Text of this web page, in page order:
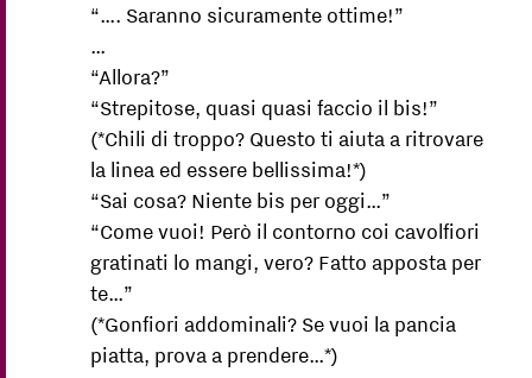
“…. Saranno sicuramente ottime!”
…
“Allora?”
“Strepitose, quasi quasi faccio il bis!”
(*Chili di troppo? Questo ti aiuta a ritrovare
la linea ed essere bellissima!*)
“Sai cosa? Niente bis per oggi…”
“Come vuoi! Però il contorno coi cavolfiori
gratinati lo mangi, vero? Fatto apposta per
te…”
(*Gonfiori addominali? Se vuoi la pancia
piatta, prova a prendere…*)